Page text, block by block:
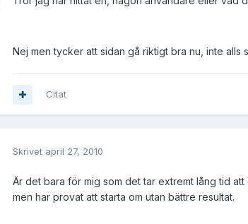
Nej men tycker att sidan gå riktigt bra nu, inte alls
Citat
Skrivet april 27, 2010
Är det bara för mig som det tar extremt lång tid
men har provat att starta om utan bättre resultat.